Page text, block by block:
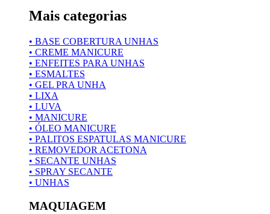
Mais categorias
• BASE COBERTURA UNHAS
• CREME MANICURE
• ENFEITES PARA UNHAS
• ESMALTES
• GEL PRA UNHA
• LIXA
• LUVA
• MANICURE
• ÓLEO MANICURE
• PALITOS ESPATULAS MANICURE
• REMOVEDOR ACETONA
• SECANTE UNHAS
• SPRAY SECANTE
• UNHAS
MAQUIAGEM